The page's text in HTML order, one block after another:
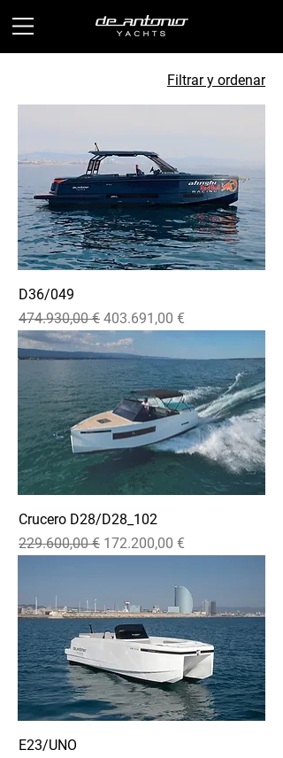
Filtrar y ordenar
D36/049
Precio
474.930,00 € Precio de oferta
403.691,00 €
Crucero D28/D28_102
Precio
229.600,00 € Precio de oferta
172.200,00 €
E23/UNO